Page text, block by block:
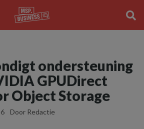
ondersteuning
GPUDirect
Object Storage
Door Redactie